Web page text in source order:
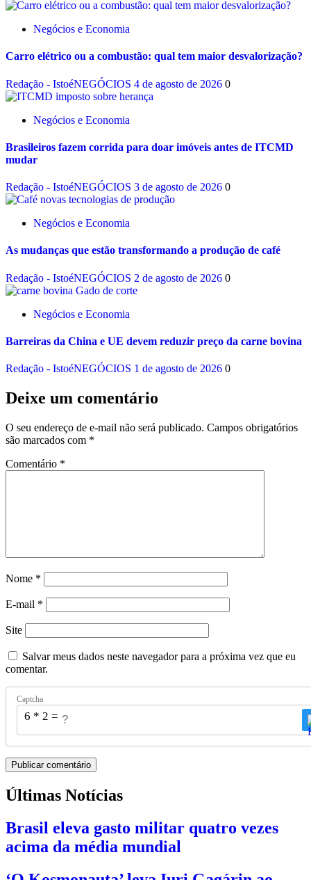
Negócios e Economia
Carro elétrico ou a combustão: qual tem maior desvalorização?
Redação - IstoéNEGÓCIOS 4 de agosto de 2026 0
Negócios e Economia
Brasileiros fazem corrida para doar imóveis antes de ITCMD
mudar
Redação - IstoéNEGÓCIOS 3 de agosto de 2026 0
Negócios e Economia
As mudanças que estão transformando a produção de café
Redação - IstoéNEGÓCIOS 2 de agosto de 2026 0
Negócios e Economia
Barreiras da China e UE devem reduzir preço da carne bovina
Redação - IstoéNEGÓCIOS 1 de agosto de 2026 0
Deixe um comentário
O seu endereço de e-mail não será publicado. Campos obrigatórios
são marcados com *
Comentário *
Nome *
E-mail *
Site
Salvar meus dados neste navegador para a próxima vez que eu
comentar.
Captcha
6 * 2 = ?
Últimas Notícias
Brasil eleva gasto militar quatro vezes
acima da média mundial